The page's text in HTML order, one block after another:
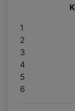
1
2
3
4
5
6